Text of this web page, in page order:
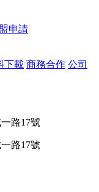
申請
下載 商務合作 公司
一路17號
一路17號